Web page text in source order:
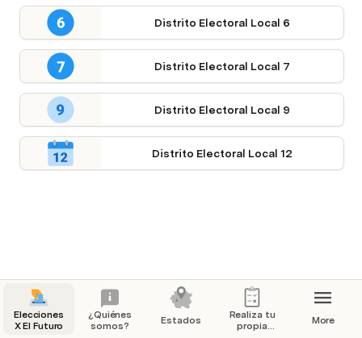
Distrito Electoral Local 6
Distrito Electoral Local 7
Distrito Electoral Local 9
Distrito Electoral Local 12
Elecciones
X El Futuro
¿Quiénes
somos?
Estados
Realiza tu
propia
More